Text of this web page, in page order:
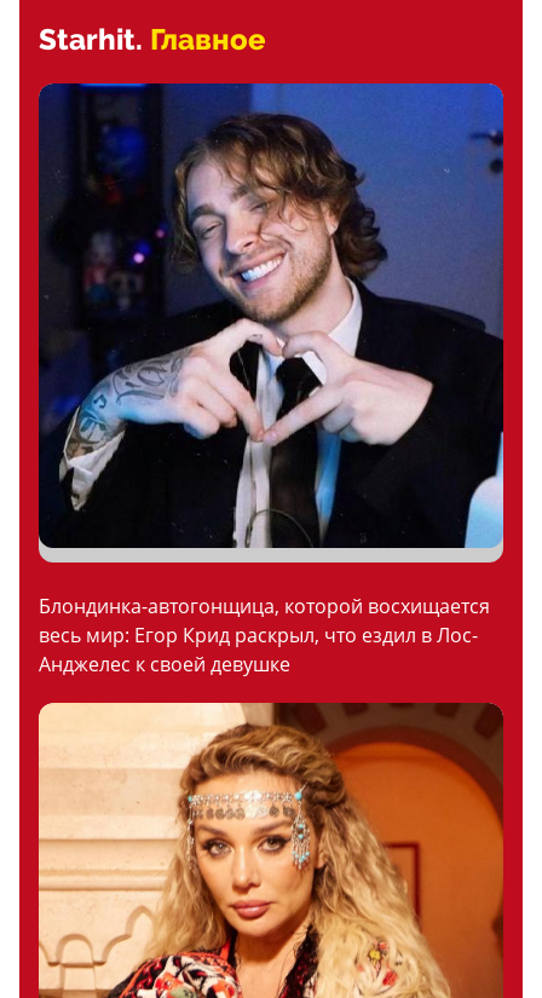
Starhit. Главное
Блондинка-автогонщица, которой восхищается
весь мир: Егор Крид раскрыл, что ездил в Лос-
Анджелес к своей девушке